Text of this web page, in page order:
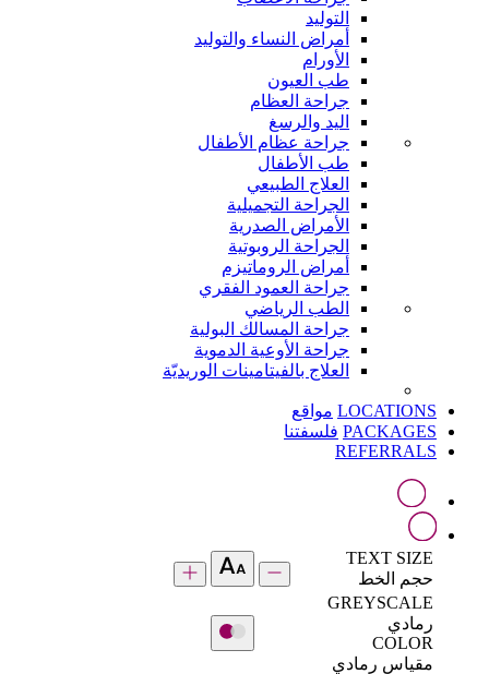
التوليد
أمراض النساء والتوليد
الأورام
طب العيون
جراحة العظام
اليد والرسغ
جراحة عظام الأطفال
طب الأطفال
العلاج الطبيعي
الجراحة التجميلية
الأمراض الصدرية
الجراحة الروبوتية
أمراض الروماتيزم
جراحة العمود الفقري
الطب الرياضي
جراحة المسالك البولية
جراحة الأوعية الدموية
العلاج بالفيتامينات الوريديّة
LOCATIONS مواقع
PACKAGES فلسفتنا
REFERRALS
TEXT SIZE
حجم الخط
GREYSCALE
رمادي
COLOR
مقياس رمادي